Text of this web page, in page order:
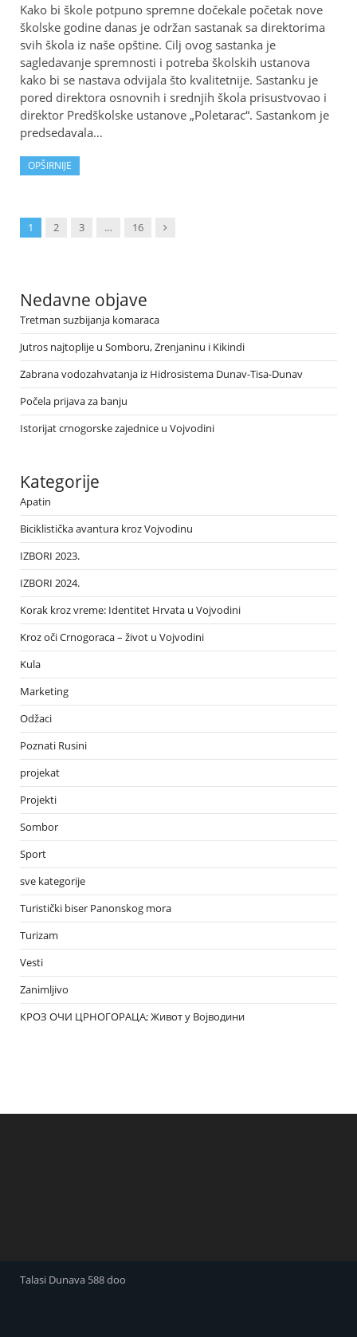
Kako bi škole potpuno spremne dočekale početak nove
školske godine danas je održan sastanak sa direktorima
svih škola iz naše opštine. Cilj ovog sastanka je
sagledavanje spremnosti i potreba školskih ustanova
kako bi se nastava odvijala što kvalitetnije. Sastanku je
pored direktora osnovnih i srednjih škola prisustvovao i
direktor Predškolske ustanove „Poletarac“. Sastankom je
predsedavala…
OPŠIRNIJE
1 2 3 … 16 Next
Nedavne objave
Tretman suzbijanja komaraca
Jutros najtoplije u Somboru, Zrenjaninu i Kikindi
Zabrana vodozahvatanja iz Hidrosistema Dunav-Tisa-Dunav
Počela prijava za banju
Istorijat crnogorske zajednice u Vojvodini
Kategorije
Apatin
Biciklistička avantura kroz Vojvodinu
IZBORI 2023.
IZBORI 2024.
Korak kroz vreme: Identitet Hrvata u Vojvodini
Kroz oči Crnogoraca – život u Vojvodini
Kula
Marketing
Odžaci
Poznati Rusini
projekat
Projekti
Sombor
Sport
sve kategorije
Turistički biser Panonskog mora
Turizam
Vesti
Zanimljivo
КРОЗ ОЧИ ЦРНОГОРАЦА; Живот у Војводини
Talasi Dunava 588 doo